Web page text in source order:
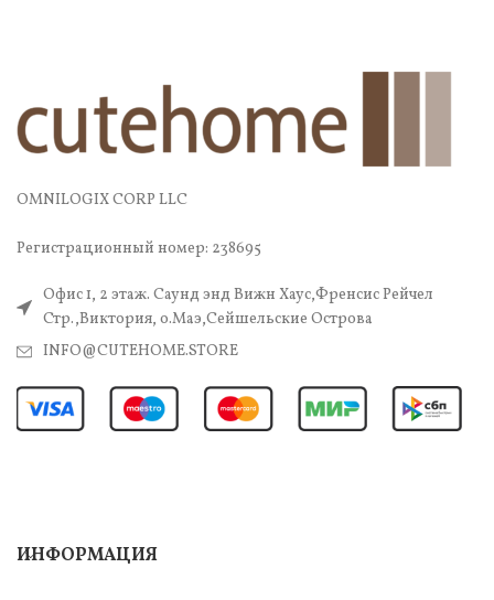
OMNILOGIX CORP LLC
Регистрационный номер: 238695
Офис 1, 2 этаж. Саунд энд Вижн Хаус,Френсис Рейчел
Стр.,Виктория, о.Маэ,Сейшельские Острова
INFO@CUTEHOME.STORE
ИНФОРМАЦИЯ